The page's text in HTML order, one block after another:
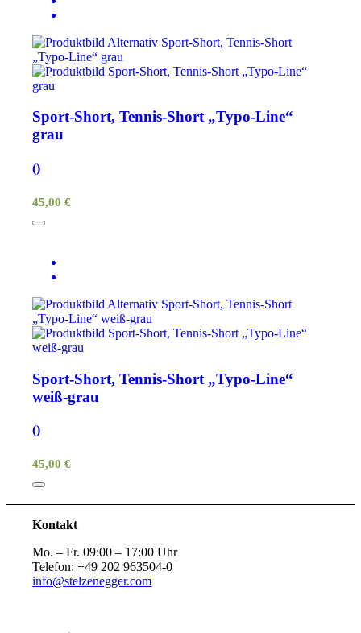
Sport-Short, Tennis-Short „Typo-Line“
grau
()
45,00 €
Sport-Short, Tennis-Short „Typo-Line“
weiß-grau
()
45,00 €
Kontakt
Mo. – Fr. 09:00 – 17:00 Uhr
Telefon: +49 202 963504-0
info@stelzenegger.com